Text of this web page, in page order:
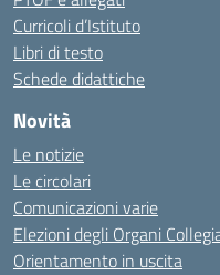
Curricoli d’Istituto
Libri di testo
Schede didattiche
Novità
Le notizie
Le circolari
Comunicazioni varie
Elezioni degli Organi
Orientamento in uscita